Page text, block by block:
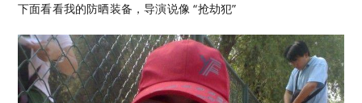
下面看看我的防晒装备，导演说像 “抢劫犯”